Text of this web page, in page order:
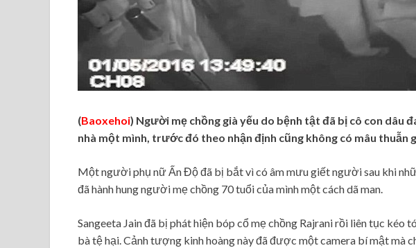
(Baoxehoi) Người mẹ chồng già yếu do bệnh tật đã bị cô con dâu
nhà một mình, trước đó theo nhận định cũng không có mâu thuẫn
Một người phụ nữ Ấn Độ đã bị bắt vì có âm mưu giết người sau khi
đã hành hung người mẹ chồng 70 tuổi của mình một cách dã man.
Sangeeta Jain đã bị phát hiện bóp cổ mẹ chồng Rajrani rồi liên tục kéo
bà tệ hại. Cảnh tượng kinh hoàng này đã được một camera bí mật mà